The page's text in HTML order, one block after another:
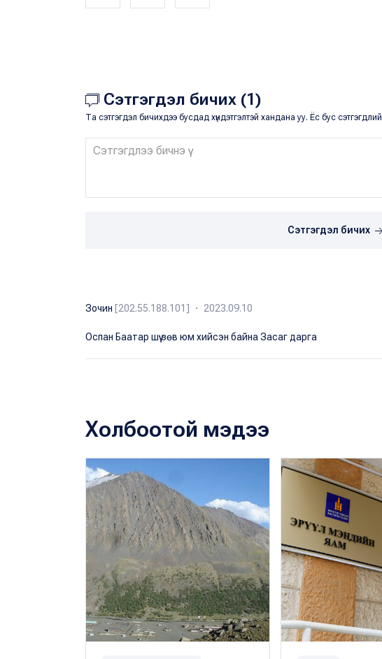
Сэтгэгдэл бичих (1)
Та сэтгэгдэл бичихдээ бусдад хүндэтгэлтэй хандана уу. Ёс бус
Сэтгэгдэл бичих
Зочин [202.55.188.101] ・ 2023.09.10
Оспан Баатар шүү зөв юм хийсэн байна Засаг дарга
Холбоотой мэдээ